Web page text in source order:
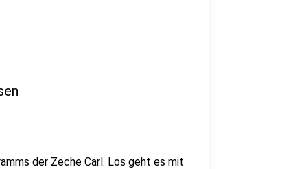
der Zeche Carl. Los geht es mit